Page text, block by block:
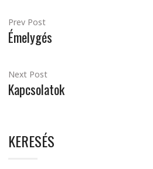
Prev Post
Émelygés
Next Post
Kapcsolatok
KERESÉS